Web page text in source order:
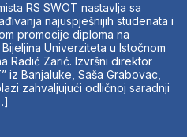
RS SWOT nastavlja sa
najuspješnijih studenata i
promocije diploma na
Univerziteta u Istočnom
Radić Zarić. Izvršni direktor
iz Banjaluke, Saša Grabovac,
zahvaljujući odličnoj saradnji